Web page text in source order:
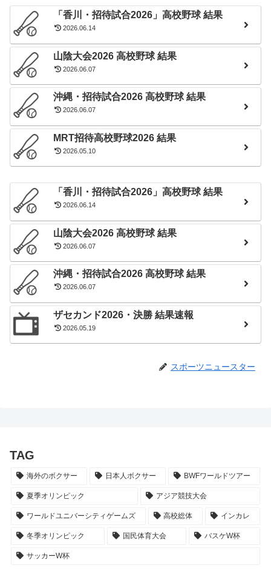
「香川・招待試合2026」高校野球 結果
2026.06.14
山陰大会2026 高校野球 結果
2026.06.07
沖縄・招待試合2026 高校野球 結果
2026.06.07
MRT招待高校野球2026 結果
2026.05.10
「香川・招待試合2026」高校野球 結果
2026.06.14
山陰大会2026 高校野球 結果
2026.06.07
沖縄・招待試合2026 高校野球 結果
2026.06.07
ザセカンド2026・決勝 結果速報
2026.05.19
スポーツニュースター
TAG
海外のボクサー 日本人ボクサー BWFワールドツアー
夏季オリンピック アジア競技大会
ワールドユニバーシティゲームズ 高校総体 インカレ
冬季オリンピック 国民体育大会 バスケW杯
サッカーW杯